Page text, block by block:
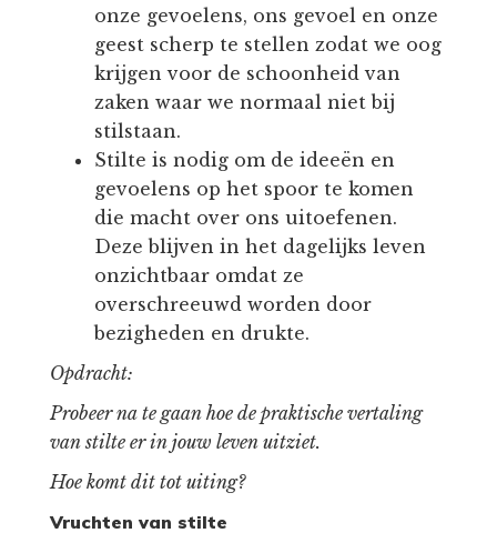
onze gevoelens, ons gevoel en onze
geest scherp te stellen zodat we oog
krijgen voor de schoonheid van
zaken waar we normaal niet bij
stilstaan.
Stilte is nodig om de ideeën en
gevoelens op het spoor te komen
die macht over ons uitoefenen.
Deze blijven in het dagelijks leven
onzichtbaar omdat ze
overschreeuwd worden door
bezigheden en drukte.
Opdracht:
Probeer na te gaan hoe de praktische vertaling
van stilte er in jouw leven uitziet.
Hoe komt dit tot uiting?
Vruchten van stilte